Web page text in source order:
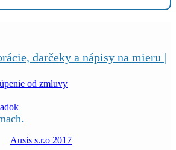
darčeky a nápisy na mieru |
od zmluvy
Ausis s.r.o 2017